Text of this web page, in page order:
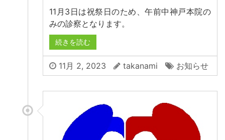
11月3日は祝祭日のため、午前中神戸本院の
みの診察となります。
続きを読む
11月 2, 2023 takanami お知らせ